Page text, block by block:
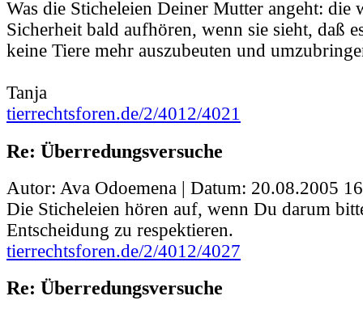
Was die Sticheleien Deiner Mutter angeht: die
Sicherheit bald aufhören, wenn sie sieht, daß
keine Tiere mehr auszubeuten und
Tanja
tierrechtsforen.de/2/4012/4021
Re: Überredungsversuche
Autor: Ava Odoemena | Datum: 20.08.2005
Die Sticheleien hören auf, wenn Du darum
Entscheidung zu respektieren.
tierrechtsforen.de/2/4012/4027
Re: Überredungsversuche